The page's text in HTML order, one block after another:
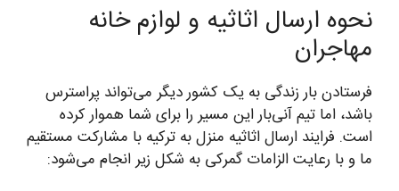
نحوه ارسال اثاثیه و لوازم خانه
مهاجران
فرستادن بار زندگی به یک کشور دیگر می‌تواند پراسترس
باشد، اما تیم آنی‌بار این مسیر را برای شما هموار کرده
است. فرایند ارسال اثاثیه منزل به ترکیه با مشارکت مستقیم
ما و با رعایت الزامات گمرکی به شکل زیر انجام می‌شود: